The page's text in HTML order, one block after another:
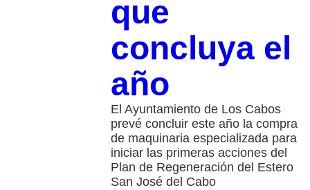
que
concluya el
año
El Ayuntamiento de Los Cabos
prevé concluir este año la compra
de maquinaria especializada para
iniciar las primeras acciones del
Plan de Regeneración del Estero
San José del Cabo